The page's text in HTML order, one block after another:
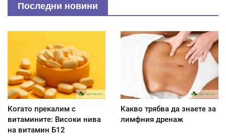
Последни новини
Когато прекалим с
витамините: Високи нива
на витамин Б12
Какво трябва да знаете за
лимфния дренаж